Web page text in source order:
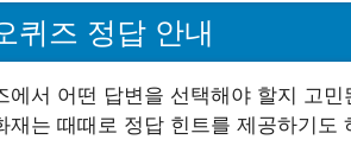
퀴즈 정답 안내
에서 어떤 답변을 선택해야 할지 고
재는 때때로 정답 힌트를 제공하기도